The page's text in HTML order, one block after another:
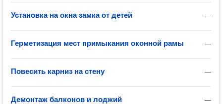
—
Установка на окна замка от детей
—
Герметизация мест примыкания оконной рамы
—
Повесить карниз на стену
—
Демонтаж балконов и лоджий